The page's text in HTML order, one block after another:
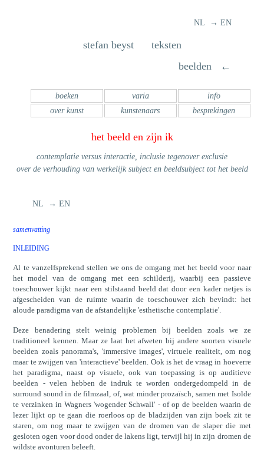
NL → EN
stefan beyst teksten
beelden ←
info
varia
boeken
besprekingen
kunstenaars
over kunst
het beeld en zijn ik
contemplatie versus interactie, inclusie tegenover exclusie
over de verhouding van werkelijk subject en beeldsubject tot het beeld
NL → EN
samenvatting
INLEIDING
Al te vanzelfsprekend stellen we ons de omgang met het beeld voor naar
het model van de omgang met een schilderij, waarbij een passieve
toeschouwer kijkt naar een stilstaand beeld dat door een kader netjes is
afgescheiden van de ruimte waarin de toeschouwer zich bevindt: het
aloude paradigma van de afstandelijke 'esthetische contemplatie'.
Deze benadering stelt weinig problemen bij beelden zoals we ze
traditioneel kennen. Maar ze laat het afweten bij andere soorten visuele
beelden zoals panorama's, 'immersive images', virtuele realiteit, om nog
maar te zwijgen van 'interactieve' beelden. Ook is het de vraag in hoeverre
het paradigma, naast op visuele, ook van toepassing is op auditieve
beelden - velen hebben de indruk te worden ondergedompeld in de
surround sound in de filmzaal, of, wat minder prozaïsch, samen met Isolde
te verzinken in Wagners 'wogender Schwall' - of op de beelden waarin de
lezer lijkt op te gaan die roerloos op de bladzijden van zijn boek zit te
staren, om nog maar te zwijgen van de dromen van de slaper die met
gesloten ogen voor dood onder de lakens ligt, terwijl hij in zijn dromen de
wildste avonturen beleeft.